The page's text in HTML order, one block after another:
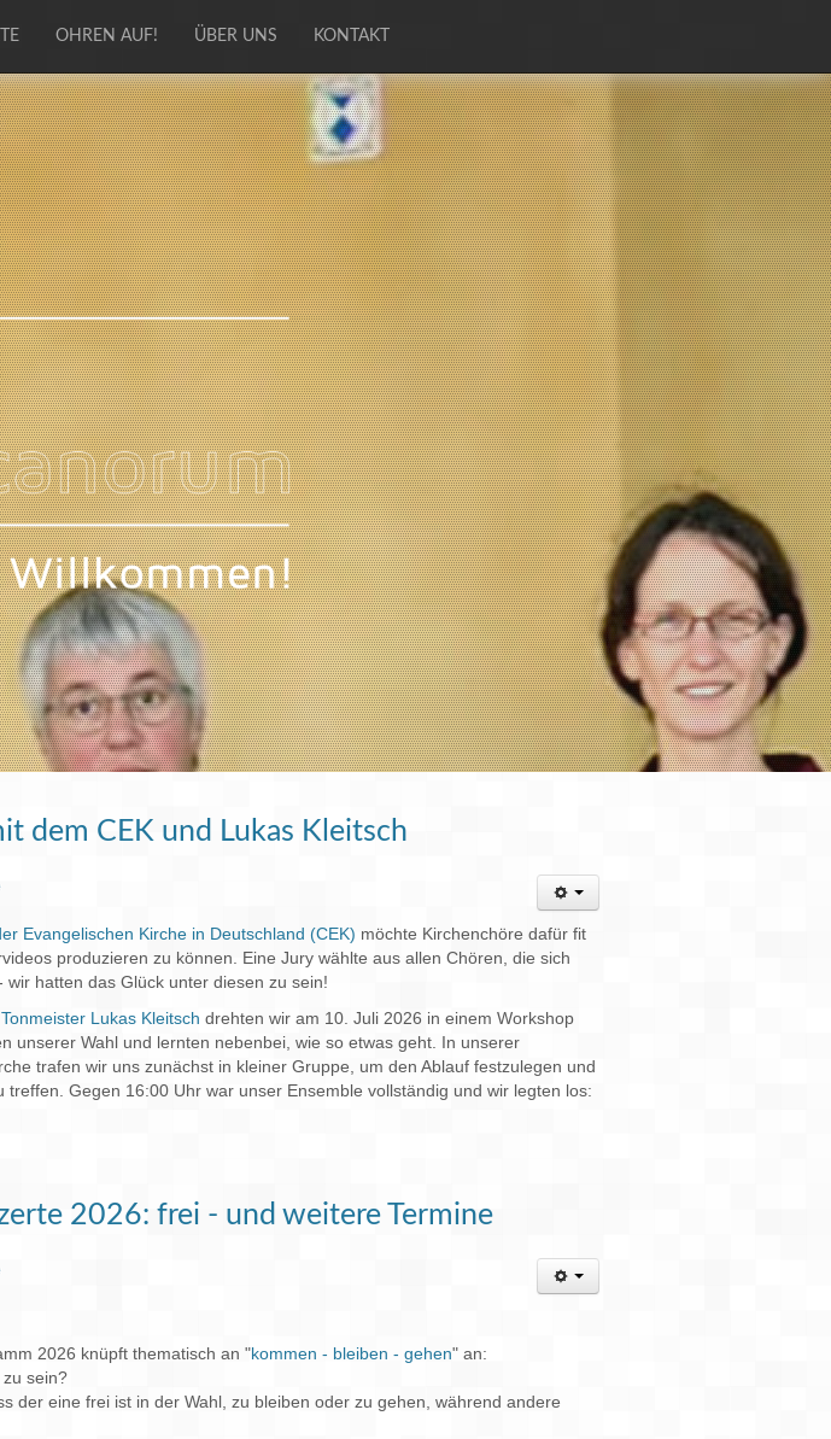
OHREN AUF! ÜBER UNS KONTAKT
dem CEK und Lukas Kleitsch
Evangelischen Kirche in Deutschland (CEK) möchte Kirchenchöre dafür fit
produzieren zu können. Eine Jury wählte aus allen Chören, die sich
wir hatten das Glück unter diesen zu sein!
Tonmeister Lukas Kleitsch drehten wir am 10. Juli 2026 in einem Workshop
unserer Wahl und lernten nebenbei, wie so etwas geht. In unserer
trafen wir uns zunächst in kleiner Gruppe, um den Ablauf festzulegen und
treffen. Gegen 16:00 Uhr war unser Ensemble vollständig und wir legten los:
2026: frei - und weitere Termine
2026 knüpft thematisch an "kommen - bleiben - gehen" an:
sein?
der eine frei ist in der Wahl, zu bleiben oder zu gehen, während andere